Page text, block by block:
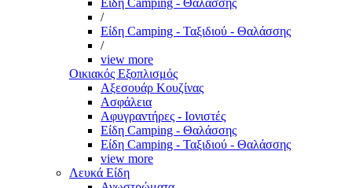
Είδη Camping - Θαλάσσης
/
Είδη Camping - Ταξιδιού - Θαλάσσης
/
view more
Οικιακός Εξοπλισμός
Αξεσουάρ Κουζίνας
Ασφάλεια
Αφυγραντήρες - Ιονιστές
Είδη Camping - Θαλάσσης
Είδη Camping - Ταξιδιού - Θαλάσσης
view more
Λευκά Είδη